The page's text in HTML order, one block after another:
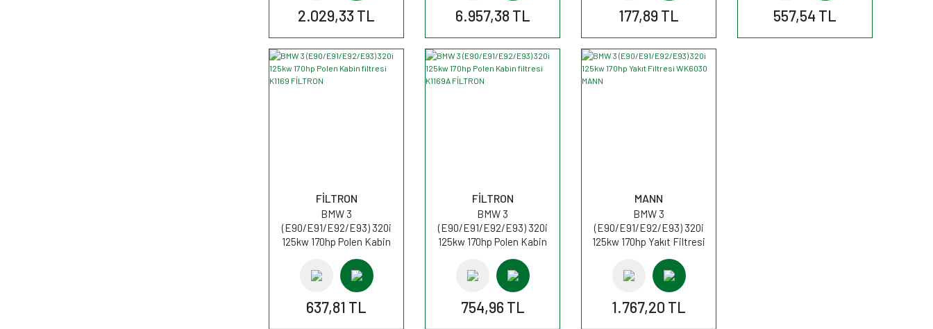
2.029,33 TL 6.957,38 TL 177,89 TL 557,54 TL
FİLTRON
BMW 3
(E90/E91/E92/E93) 320i
125kw 170hp Polen Kabin
637,81 TL
FİLTRON
BMW 3
(E90/E91/E92/E93) 320i
125kw 170hp Polen Kabin
754,96 TL
MANN
BMW 3
(E90/E91/E92/E93) 320i
125kw 170hp Yakıt Filtresi
1.767,20 TL